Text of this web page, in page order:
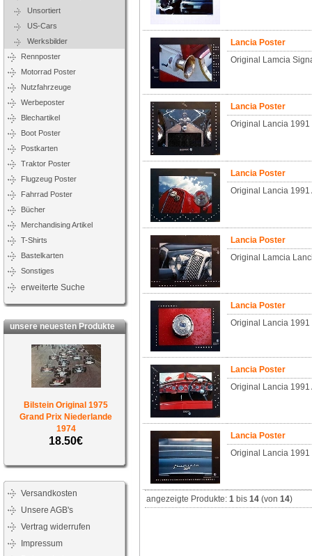
Unsortiert
US-Cars
Werksbilder
Rennposter
Motorrad Poster
Nutzfahrzeuge
Werbeposter
Blechartikel
Boot Poster
Postkarten
Traktor Poster
Flugzeug Poster
Fahrrad Poster
Bücher
Merchandising Artikel
T-Shirts
Bastelkarten
Sonstiges
erweiterte Suche
unsere neuesten Produkte
Bilstein Original 1975
Grand Prix Niederlande
1974
18.50€
Versandkosten
Unsere AGB's
Vertrag widerrufen
Impressum
Lancia Poster
Original Lamcia
Lancia Poster
Original Lancia
Lancia Poster
Original Lancia 1991
Lancia Poster
Original Lamcia
Lancia Poster
Original Lancia 1991
Lancia Poster
Original Lancia
Lancia Poster
Original Lancia 1991
angezeigte Produkte:1 bis14 (von14)